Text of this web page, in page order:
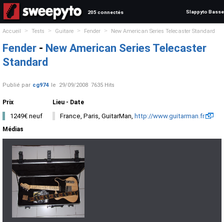
205 connectés Slappyto Basse
Accueil > Tests > Guitare > Fender > New American Series Telecaster Standard
Fender - New American Series Telecaster
Standard
Publié par cg974 le 29/09/2008 7635 Hits
Prix
1249€ neuf
Lieu - Date
France, Paris, GuitarMan, http://www.guitarman.fr
Médias